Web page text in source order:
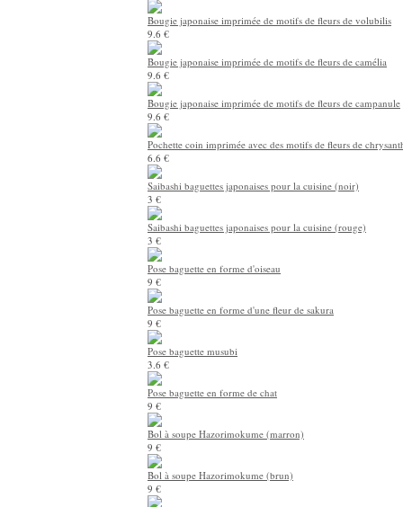
Bougie japonaise imprimée de motifs de fleurs de volubilis
9.6 €
Bougie japonaise imprimée de motifs de fleurs de camélia
9.6 €
Bougie japonaise imprimée de motifs de fleurs de campanule
9.6 €
Pochette coin imprimée avec des motifs de fleurs de
6.6 €
Saibashi baguettes japonaises pour la cuisine (noir)
3 €
Saibashi baguettes japonaises pour la cuisine (rouge)
3 €
Pose baguette en forme d'oiseau
9 €
Pose baguette en forme d'une fleur de sakura
9 €
Pose baguette musubi
3.6 €
Pose baguette en forme de chat
9 €
Bol à soupe Hazorimokume (marron)
9 €
Bol à soupe Hazorimokume (brun)
9 €